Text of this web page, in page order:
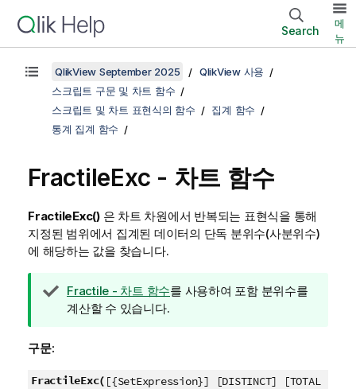
Search
메
뉴
QlikView September 2025
QlikView 사용
스크립트 구문 및 차트 함수
스크립트 및 차트 표현식의 함수
집계 함수
통계 집계 함수
FractileExc - 차트 함수
FractileExc()은 차트 차원에서 반복되는 표현식을 통해
지정된 범위에서 집계된 데이터의 단독 분위수(사분위수)
에 해당하는 값을 찾습니다.
팁
메
Fractile - 차트 함수를 사용하여 포함 분위수를
계산할 수 있습니다.
구문:
FractileExc( [{SetExpression}] [DISTINCT] [TOTAL